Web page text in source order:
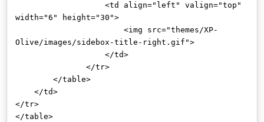
<td align="left" valign="top"
width="6" height="30">
<img src="themes/XP-
Olive/images/sidebox-title-right.gif">
</td>
</tr>
</table>
</td>
</tr>
</table>